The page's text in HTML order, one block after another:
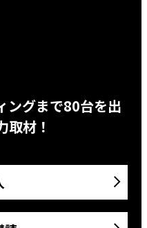
ングまで80台を出
取材！